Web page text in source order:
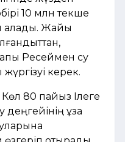
10 млн текше
алады. Жайық
Ресеймен су
керек.
80 пайыз Ілеге
ұзақ